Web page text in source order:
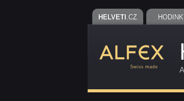
HELVETI .CZ